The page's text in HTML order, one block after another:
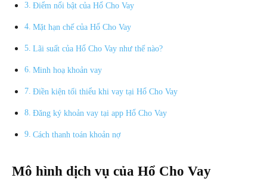
Điểm nổi bật của Hổ Cho Vay
Mặt hạn chế của Hổ Cho Vay
Lãi suất của Hổ Cho Vay như thế nào?
Minh hoạ khoản vay
Điền kiện tối thiểu khi vay tại Hổ Cho Vay
Đăng ký khoản vay tại app Hổ Cho Vay
Cách thanh toán khoản nợ
Mô hình dịch vụ của Hổ Cho Vay